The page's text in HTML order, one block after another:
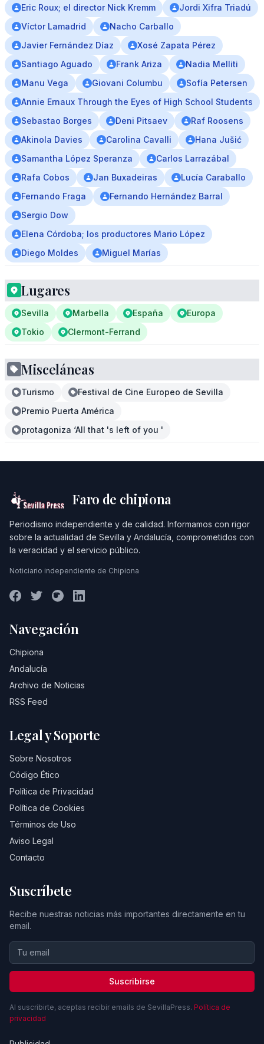
Eric Roux; el director Nick Kremm
Jordi Xifra Triadú
Víctor Lamadrid
Nacho Carballo
Javier Fernández Díaz
Xosé Zapata Pérez
Santiago Aguado
Frank Ariza
Nadia Melliti
Manu Vega
Giovani Columbu
Sofía Petersen
Annie Ernaux Through the Eyes of High School Students
Sebastao Borges
Deni Pitsaev
Raf Roosens
Akinola Davies
Carolina Cavalli
Hana Jušić
Samantha López Speranza
Carlos Larrazábal
Rafa Cobos
Jan Buxadeiras
Lucía Caraballo
Fernando Fraga
Fernando Hernández Barral
Sergio Dow
Elena Córdoba; los productores Mario López
Diego Moldes
Miguel Marías
Lugares
Sevilla Marbella España
Europa
Tokio
Clermont-Ferrand
Misceláneas
Turismo
Festival de Cine Europeo de Sevilla
Premio Puerta América
protagoniza ‘All that 's left of you '
Faro de chipiona
Periodismo independiente y de calidad. Informamos con rigor
sobre la actualidad de Sevilla y Andalucía, comprometidos con
la veracidad y el servicio público.
Noticiario independiente de Chipiona
Navegación
Chipiona
Andalucía
Archivo de Noticias
RSS Feed
Legal y Soporte
Sobre Nosotros
Código Ético
Política de Privacidad
Política de Cookies
Términos de Uso
Aviso Legal
Contacto
Suscríbete
Recibe nuestras noticias más importantes directamente en tu
email.
Suscribirse
Al suscribirte, aceptas recibir emails de SevillaPress. Política de
privacidad